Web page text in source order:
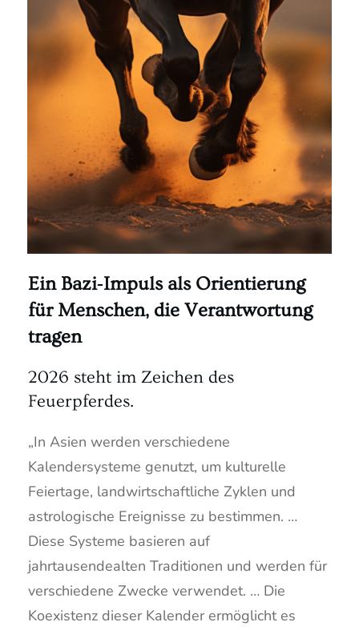
Ein Bazi‑Impuls als Orientierung
für Menschen, die Verantwortung
tragen
2026 steht im Zeichen des
Feuerpferdes.
„In Asien werden verschiedene
Kalendersysteme genutzt, um kulturelle
Feiertage, landwirtschaftliche Zyklen und
astrologische Ereignisse zu bestimmen. …
Diese Systeme basieren auf
jahrtausendealten Traditionen und werden für
verschiedene Zwecke verwendet. … Die
Koexistenz dieser Kalender ermöglicht es